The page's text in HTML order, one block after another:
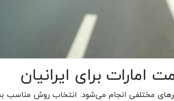
برای ایرانیان
مختلفی انجام می‌شود. انتخاب روش مناسب